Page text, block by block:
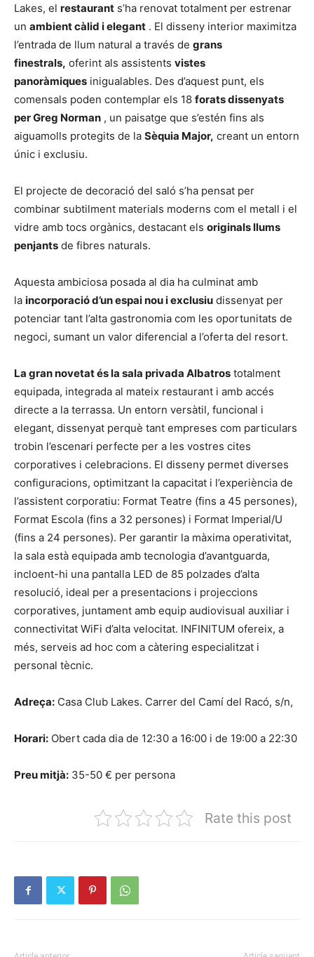
Lakes, el restaurant s’ha renovat totalment per estrenar
un ambient càlid i elegant . El disseny interior maximitza
l’entrada de llum natural a través de grans
finestrals, oferint als assistents vistes
panoràmiques inigualables. Des d’aquest punt, els
comensals poden contemplar els 18 forats dissenyats
per Greg Norman , un paisatge que s’estén fins als
aiguamolls protegits de la Sèquia Major, creant un entorn
únic i exclusiu.
El projecte de decoració del saló s’ha pensat per
combinar subtilment materials moderns com el metall i el
vidre amb tocs orgànics, destacant els originals llums
penjants de fibres naturals.
Aquesta ambiciosa posada al dia ha culminat amb
la incorporació d’un espai nou i exclusiu dissenyat per
potenciar tant l’alta gastronomia com les oportunitats de
negoci, sumant un valor diferencial a l’oferta del resort.
La gran novetat és la sala privada Albatros totalment
equipada, integrada al mateix restaurant i amb accés
directe a la terrassa. Un entorn versàtil, funcional i
elegant, dissenyat perquè tant empreses com particulars
trobin l’escenari perfecte per a les vostres cites
corporatives i celebracions. El disseny permet diverses
configuracions, optimitzant la capacitat i l’experiència de
l’assistent corporatiu: Format Teatre (fins a 45 persones),
Format Escola (fins a 32 persones) i Format Imperial/U
(fins a 24 persones). Per garantir la màxima operativitat,
la sala està equipada amb tecnologia d’avantguarda,
incloent-hi una pantalla LED de 85 polzades d’alta
resolució, ideal per a presentacions i projeccions
corporatives, juntament amb equip audiovisual auxiliar i
connectivitat WiFi d’alta velocitat. INFINITUM ofereix, a
més, serveis ad hoc com a càtering especialitzat i
personal tècnic.
Adreça: Casa Club Lakes. Carrer del Camí del Racó, s/n,
Horari: Obert cada dia de 12:30 a 16:00 i de 19:00 a 22:30
Preu mitjà: 35-50 € per persona
Rate this post